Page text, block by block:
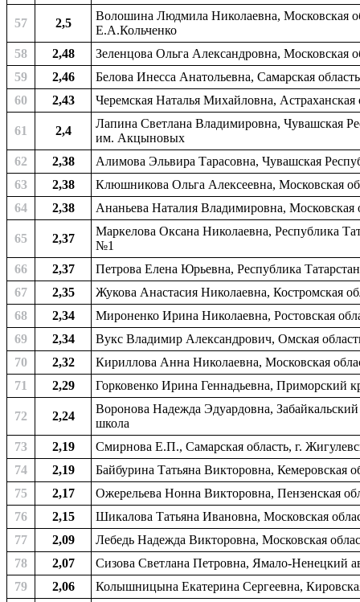
57 2,5
Волошина Людмила Николаевна, Московская
Е.А.Кольченко
58
2,48
Зеленцова Ольга Александровна, Московская
59
2,46
Белова Инесса Анатольевна, Самарская
60
2,43 Черемская Наталья Михайловна,
61 2,4
Лапина Светлана Владимировна, Чувашская
им. Акцыновых
62
2,38
Алимова Эльвира Тарасовна, Чувашская
63
2,38
Клюшникова Ольга Алексеевна, Московская
64
2,38 Ананьева Наталия Владимировна, Московская
65 2,37
Маркелова Оксана Николаевна, Республика
№1
66
2,37
Петрова Елена Юрьевна, Республика
67
2,35
Жукова Анастасия Николаевна, Костромская
68
2,34
Мироненко Ирина Николаевна, Ростовская
69
2,34
Вукс Владимир Александрович, Омская
70
2,32
Кириллова Анна Николаевна, Московская
71
2,29 Горковенко Ирина Геннадьевна, Приморский
72 2,24
Воронова Надежда Эдуардовна,
школа
73
2,19
Смирнова Е.П., Самарская область, г.
74
2,19
Байбурина Татьяна Викторовна, Кемеровская
75
2,17
Ожерельева Нонна Викторовна, Пензенская
76
2,15
Шикалова Татьяна Ивановна, Московская
77
2,09
Лебедь Надежда Викторовна, Московская
78
2,07
Сизова Светлана Петровна, Ямало-Ненецкий
79
2,06
Колышницына Екатерина Сергеевна,